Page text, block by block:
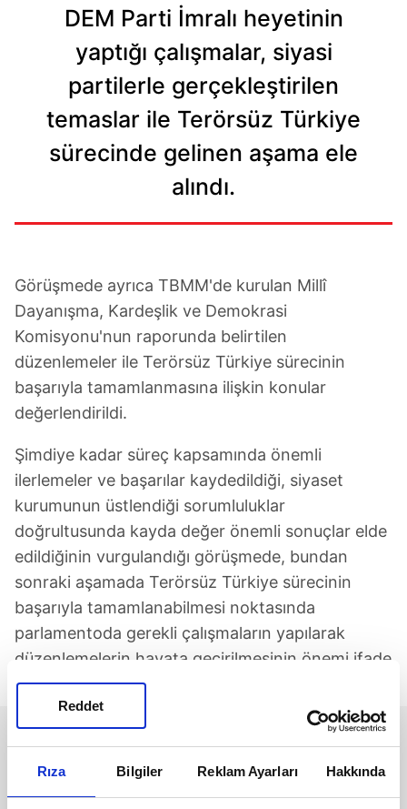
Rıza Bilgiler Reklam Ayarları Hakkında
Reddet
DEM Parti İmralı heyetinin
yaptığı çalışmalar, siyasi
partilerle gerçekleştirilen
temaslar ile Terörsüz Türkiye
sürecinde gelinen aşama ele
alındı.
Görüşmede ayrıca TBMM'de kurulan Millî
Dayanışma, Kardeşlik ve Demokrasi
Komisyonu'nun raporunda belirtilen
düzenlemeler ile Terörsüz Türkiye sürecinin
başarıyla tamamlanmasına ilişkin konular
değerlendirildi.
Şimdiye kadar süreç kapsamında önemli
ilerlemeler ve başarılar kaydedildiği, siyaset
kurumunun üstlendiği sorumluluklar
doğrultusunda kayda değer önemli sonuçlar elde
edildiğinin vurgulandığı görüşmede, bundan
sonraki aşamada Terörsüz Türkiye sürecinin
başarıyla tamamlanabilmesi noktasında
parlamentoda gerekli çalışmaların yapılarak
düzenlemelerin hayata geçirilmesinin önemi ifade
edildi.